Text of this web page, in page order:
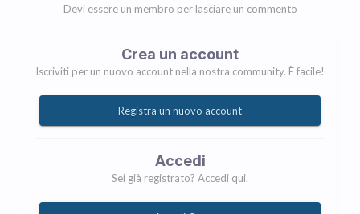
Devi essere un membro per lasciare un commento
Crea un account
Iscriviti per un nuovo account nella nostra community. È facile!
Registra un nuovo account
Accedi
Sei già registrato? Accedi qui.